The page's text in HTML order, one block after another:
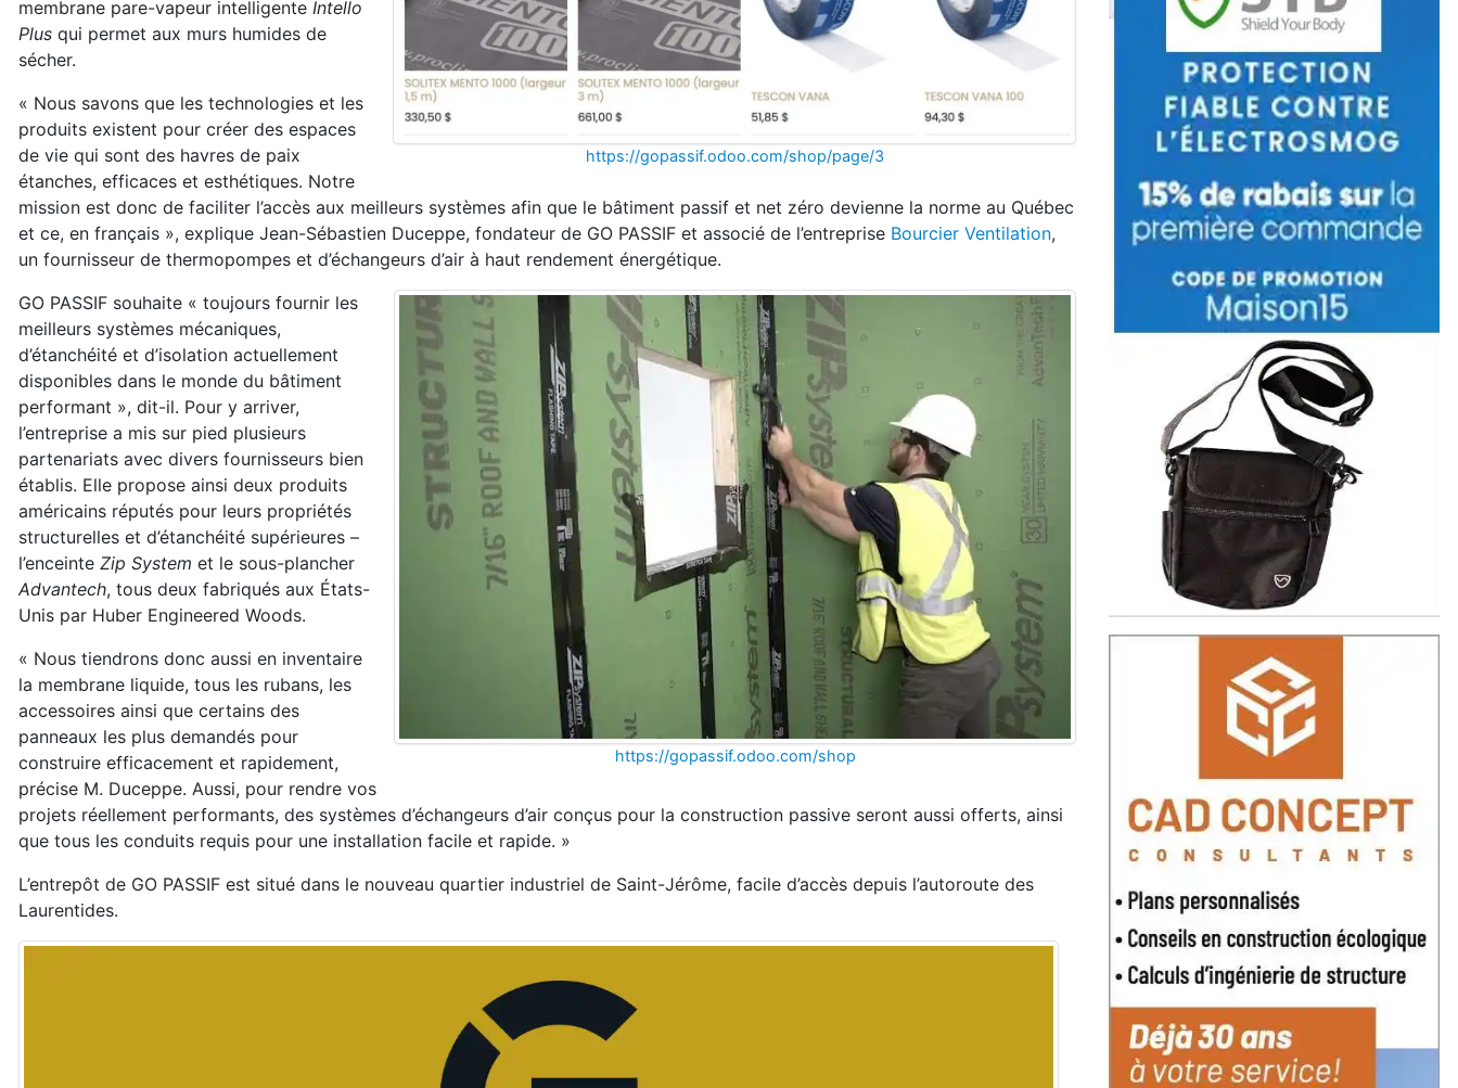
https://gopassif.odoo.com/shop/page/3
membrane pare-vapeur intelligente Intello
Plus qui permet aux murs humides de
sécher.
« Nous savons que les technologies et les
produits existent pour créer des espaces
de vie qui sont des havres de paix
étanches, efficaces et esthétiques. Notre
mission est donc de faciliter l’accès aux meilleurs systèmes afin que le bâtiment passif et net zéro devienne la norme au Québec
et ce, en français », explique Jean-Sébastien Duceppe, fondateur de GO PASSIF et associé de l’entreprise Bourcier Ventilation,
un fournisseur de thermopompes et d’échangeurs d’air à haut rendement énergétique.
https://gopassif.odoo.com/shop
GO PASSIF souhaite « toujours fournir les
meilleurs systèmes mécaniques,
d’étanchéité et d’isolation actuellement
disponibles dans le monde du bâtiment
performant », dit-il. Pour y arriver,
l’entreprise a mis sur pied plusieurs
partenariats avec divers fournisseurs bien
établis. Elle propose ainsi deux produits
américains réputés pour leurs propriétés
structurelles et d’étanchéité supérieures –
l’enceinte Zip System et le sous-plancher
Advantech, tous deux fabriqués aux États-
Unis par Huber Engineered Woods.
« Nous tiendrons donc aussi en inventaire
la membrane liquide, tous les rubans, les
accessoires ainsi que certains des
panneaux les plus demandés pour
construire efficacement et rapidement,
précise M. Duceppe. Aussi, pour rendre vos
projets réellement performants, des systèmes d’échangeurs d’air conçus pour la construction passive seront aussi offerts, ainsi
que tous les conduits requis pour une installation facile et rapide. »
L’entrepôt de GO PASSIF est situé dans le nouveau quartier industriel de Saint-Jérôme, facile d’accès depuis l’autoroute des
Laurentides.